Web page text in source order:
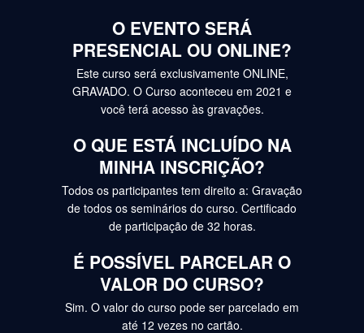
O EVENTO SERÁ
PRESENCIAL OU ONLINE?
Este curso será exclusivamente ONLINE,
GRAVADO. O Curso aconteceu em 2021 e
você terá acesso às gravações.
O QUE ESTÁ INCLUÍDO NA
MINHA INSCRIÇÃO?
Todos os participantes tem direito a: Gravação
de todos os seminários do curso. Certificado
de participação de 32 horas.
É POSSÍVEL PARCELAR O
VALOR DO CURSO?
Sim. O valor do curso pode ser parcelado em
até 12 vezes no cartão.